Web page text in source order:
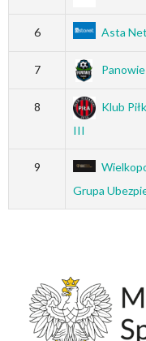
6 Asta Net
7
8
Klub
III
9
Grupa